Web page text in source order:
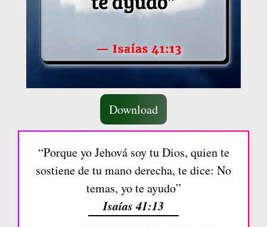
Download
“Porque yo Jehová soy tu Dios, quien te
sostiene de tu mano derecha, te dice: No
temas, yo te ayudo”
Isaías 41:13